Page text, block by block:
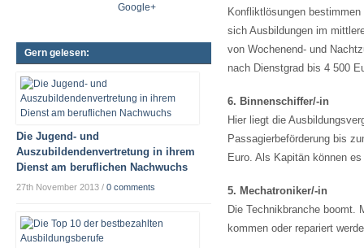
Konfliktlösungen
sich Ausbildungen im
von Wochenend- und
nach Dienstgrad bis 4 500
6. Binnenschiffer/-in
Hier liegt die
Passagierbeförderung bis
Euro. Als Kapitän können
5. Mechatroniker/-in
Die Technikbranche boomt.
kommen oder repariert
Google+
Gern gelesen:
Die Jugend- und
Auszubildendenvertretung in ihrem
Dienst am beruflichen Nachwuchs
27th November 2013 / 0 comments